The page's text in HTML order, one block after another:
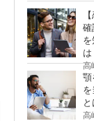
確
は
高
高